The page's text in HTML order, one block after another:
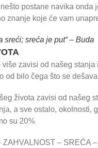
postane navika onda
znanje koje će vam
sreći; sreća je put“ – Buda
više zavisi od našeg stanja
od bilo čega što se
života zavisi od našeg
a sve ostalo, okolnosti,
su 20%
ZAHVALNOST – SREĆA –